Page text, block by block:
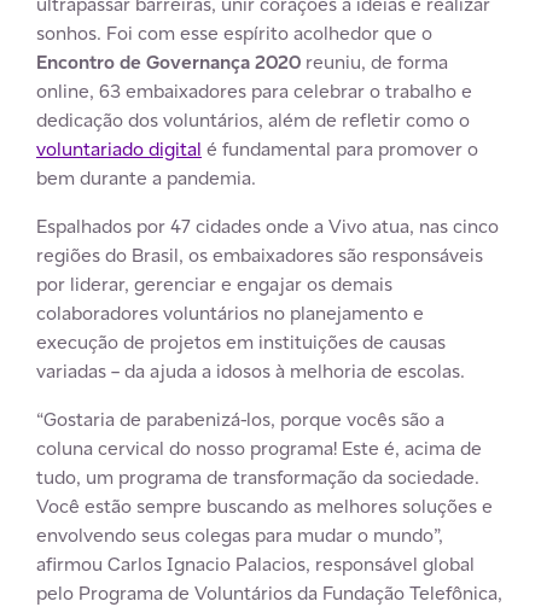
sonhos. Foi com esse espírito acolhedor que o
Encontro de Governança 2020 reuniu, de forma
online, 63 embaixadores para celebrar o trabalho e
dedicação dos voluntários, além de refletir como o
voluntariado digital é fundamental para promover o
bem durante a pandemia.
Espalhados por 47 cidades onde a Vivo atua, nas cinco
regiões do Brasil, os embaixadores são responsáveis
por liderar, gerenciar e engajar os demais
colaboradores voluntários no planejamento e
execução de projetos em instituições de causas
variadas – da ajuda a idosos à melhoria de escolas.
“Gostaria de parabenizá-los, porque vocês são a
coluna cervical do nosso programa! Este é, acima de
tudo, um programa de transformação da sociedade.
Você estão sempre buscando as melhores soluções e
envolvendo seus colegas para mudar o mundo”,
afirmou Carlos Ignacio Palacios, responsável global
pelo Programa de Voluntários da Fundação Telefônica,